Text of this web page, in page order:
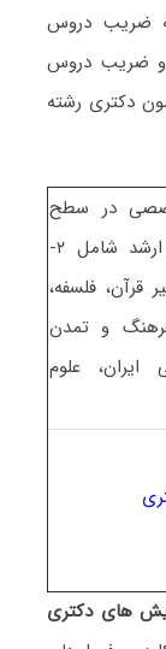
ضریب دروس
عمومی (شامل زبان عمومی دکتری) برابر ۱ و ضریب دروس
آزمون دکتری رشته
در سطح
کارشناسی و کارشناسی ارشد شامل ۲-
قرآن، فلسفه،
و تمدن
ایران، علوم
های دکتری